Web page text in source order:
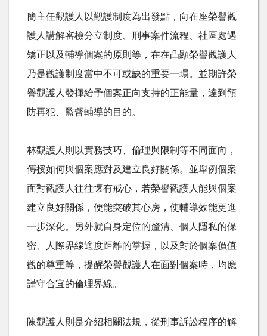
簡主任觀護人以觀護制度為出發點，向在座榮譽觀
護人講解審檢分立制度、刑事案件流程、社區處遇
矯正以及輔導個案的原則等，在在凸顯榮譽觀護人
乃是觀護制度當中不可或缺的重要一環。並期許榮
譽觀護人發揮給予個案正向支持的正能量，達到預
防再犯、監督輔導的目的。
林觀護人則以實務技巧、倫理與限制等不同面向，
傳授如何與個案應對及建立良好關係。並舉例個案
面對觀護人往往懷有戒心，若榮譽觀護人能與個案
建立良好關係，便能突破其心房，使輔導效能更進
一步深化。另外就自身定位的釐清、個人隱私的保
密、人際界線適度距離的掌握，以及對於個案價值
觀的尊重等，提醒榮譽觀護人在面對個案時，均應
謹守合宜的倫理界線。
陳觀護人則是介紹相關法規，從刑事訴訟程序的解